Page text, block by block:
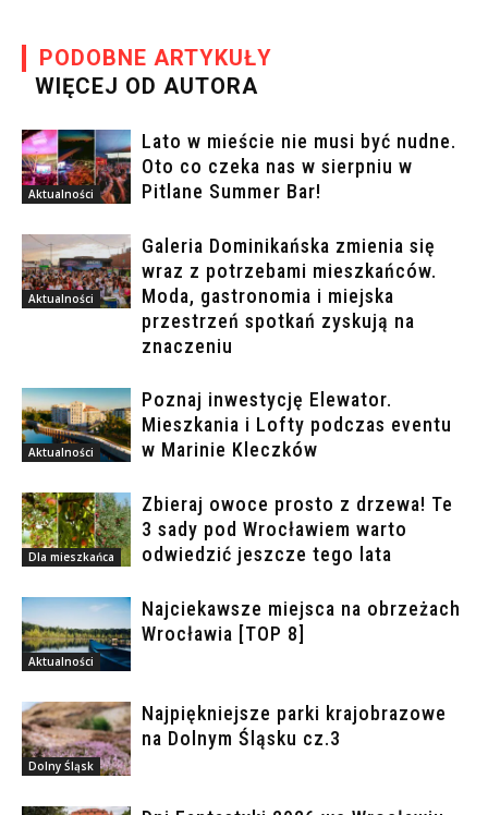
PODOBNE ARTYKUŁY
WIĘCEJ OD AUTORA
Aktualności
Lato w mieście nie musi być nudne.
Oto co czeka nas w sierpniu w
Pitlane Summer Bar!
Aktualności
Galeria Dominikańska zmienia się
wraz z potrzebami mieszkańców.
Moda, gastronomia i miejska
przestrzeń spotkań zyskują na
znaczeniu
Aktualności
Poznaj inwestycję Elewator.
Mieszkania i Lofty podczas eventu
w Marinie Kleczków
Dla mieszkańca
Zbieraj owoce prosto z drzewa! Te
3 sady pod Wrocławiem warto
odwiedzić jeszcze tego lata
Aktualności
Najciekawsze miejsca na obrzeżach
Wrocławia [TOP 8]
Dolny Śląsk
Najpiękniejsze parki krajobrazowe
na Dolnym Śląsku cz.3